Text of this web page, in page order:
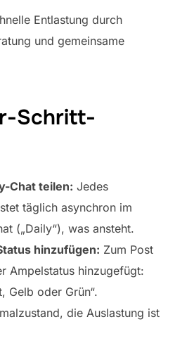
Entlastung durch
und gemeinsame
Schritt-
Chat teilen: Jedes
täglich asynchron im
(„Daily“), was ansteht.
hinzufügen: Zum Post
Ampelstatus hinzugefügt:
Gelb oder Grün“.
die Auslastung ist